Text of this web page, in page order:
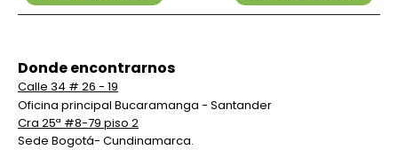
Donde encontrarnos
Calle 34 # 26 - 19
Oficina principal Bucaramanga - Santander
Cra 25ª #8-79 piso 2
Sede Bogotá- Cundinamarca.